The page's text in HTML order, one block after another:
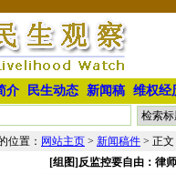
介 民生动态 新闻稿 维权经
位置： 网站主页 > 新闻稿件 > 正文
[组图]反监控要自由：律